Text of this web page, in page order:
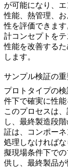
が可能になり、
性能、熱管理、
性を評価できま
計コンセプトを
性能を改善する
します。
サンプル検証の重
プロトタイプの検
件下で確実に性
このプロセスは
し、最終製造段
証は、コンポー
処理しなければ
擬現場条件下で
供し、最終製品